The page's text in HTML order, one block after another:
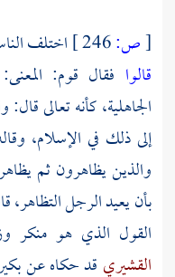
[ص: اختلف
قالوا فقال قوم:
الجاهلية، كأنه تعالى
إلى ذلك في الإسلام،
والذين يظاهرون ثم
بأن يعيد الرجل التظاهر،
القول الذي هو
القشيري قد حكاه عن